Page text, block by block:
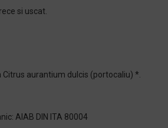
si uscat.
Citrus aurantium dulcis (portocaliu) *.
AIAB DIN ITA 80004